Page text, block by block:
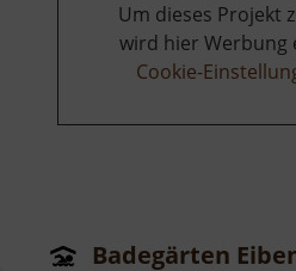
Um dieses Projekt
wird hier Werbung
Cookie-
Badegärten